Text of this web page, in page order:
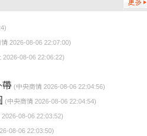
2026-08-06 22:07:00)
2026-08-06 22:06:22)
(中央商情 2026-08-06 22:04:56)
(中央商情 2026-08-06 22:04:54)
2026-08-06 22:03:52)
08-06 22:03:50)